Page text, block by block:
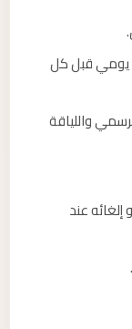
لفحص يومي قبل كل
الرسمي واللياقة
أو إلغائه عند